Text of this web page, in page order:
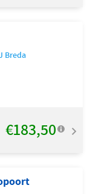
Breda
€183,50